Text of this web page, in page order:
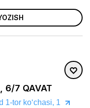
6/7 QAVAT
1-tor koʻchasi, 1